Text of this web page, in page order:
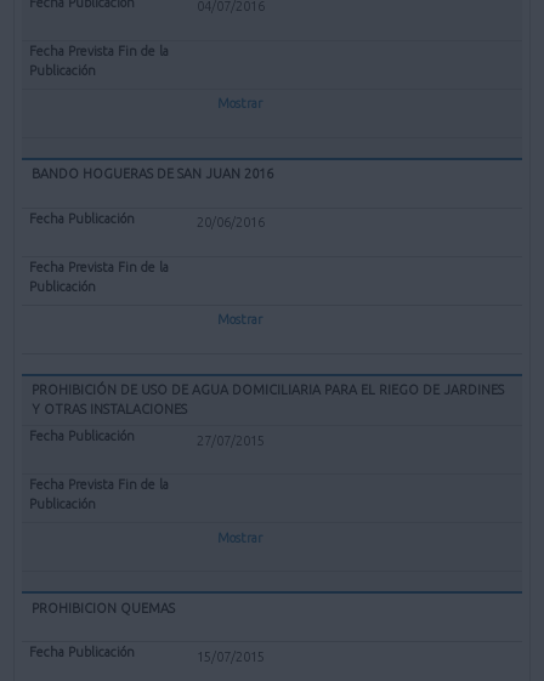
04/07/2016
Mostrar
BANDO HOGUERAS DE SAN JUAN 2016
20/06/2016
Mostrar
PROHIBICIÓN DE USO DE AGUA DOMICILIARIA PARA EL RIEGO DE JARDINES
Y OTRAS INSTALACIONES
27/07/2015
Mostrar
PROHIBICION QUEMAS
15/07/2015